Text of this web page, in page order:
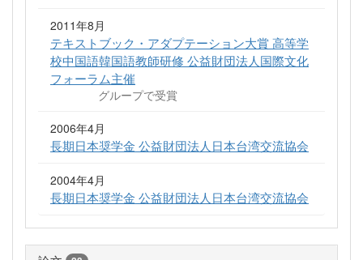
2011年8月
テキストブック・アダプテーション大賞 高等学
校中国語韓国語教師研修 公益財団法人国際文化
フォーラム主催
グループで受賞
2006年4月
長期日本奨学金 公益財団法人日本台湾交流協会
2004年4月
長期日本奨学金 公益財団法人日本台湾交流協会